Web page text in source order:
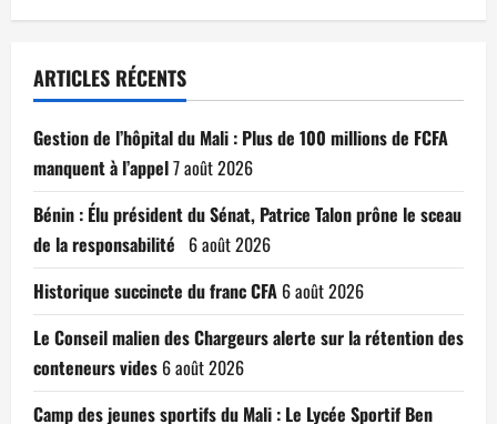
ARTICLES RÉCENTS
Gestion de l’hôpital du Mali : Plus de 100 millions de FCFA
manquent à l’appel7 août 2026
Bénin : Élu président du Sénat, Patrice Talon prône le sceau
de la responsabilité 6 août 2026
Historique succincte du franc CFA 6 août 2026
Le Conseil malien des Chargeurs alerte sur la rétention des
conteneurs vides 6 août 2026
Camp des jeunes sportifs du Mali : Le Lycée Sportif Ben